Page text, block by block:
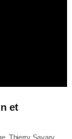
et
Thierry Savary